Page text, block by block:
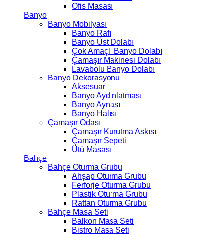
Ofis Masası
Banyo
Banyo Mobilyası
Banyo Rafı
Banyo Üst Dolabı
Çok Amaçlı Banyo Dolabı
Çamaşır Makinesi Dolabı
Lavabolu Banyo Dolabı
Banyo Dekorasyonu
Aksesuar
Banyo Aydınlatması
Banyo Aynası
Banyo Halısı
Çamaşır Odası
Çamaşır Kurutma Askısı
Çamaşır Sepeti
Ütü Masası
Bahçe
Bahçe Oturma Grubu
Ahşap Oturma Grubu
Ferforje Oturma Grubu
Plastik Oturma Grubu
Rattan Oturma Grubu
Bahçe Masa Seti
Balkon Masa Seti
Bistro Masa Seti